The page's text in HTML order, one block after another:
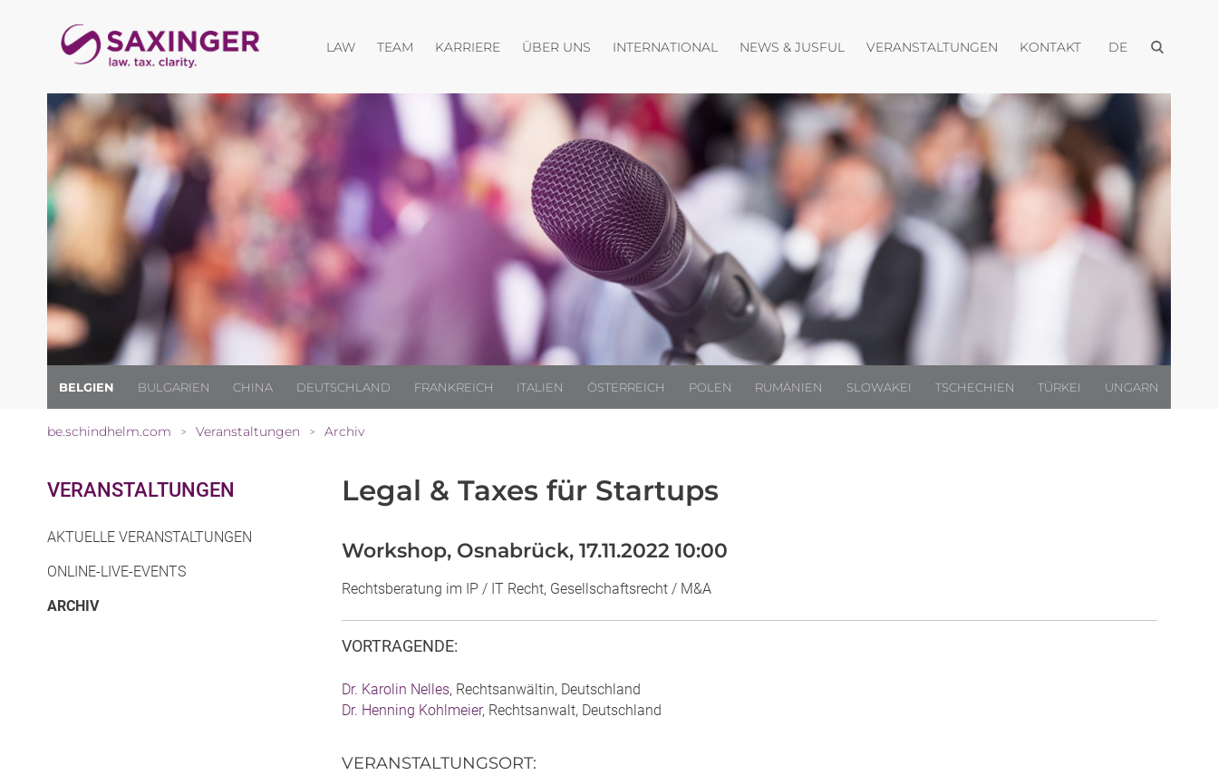
LAWMenü öffnen
TEAM KARRIEREMenü öffnen
ÜBER UNS Menü öffnen
INTERNATIONAL Menü öffnen
NEWS & JUSFUL Menü öffnen
VERANSTALTUNGEN Menü öffnen
KONTAKTMenü öffnen
DE Menü öffnen
BELGIEN BULGARIEN CHINA DEUTSCHLAND FRANKREICH ITALIEN ÖSTERREICH POLEN RUMÄNIEN SLOWAKEI TSCHECHIEN TÜRKEI UNGARN
be.schindhelm.com > Veranstaltungen > Archiv
VERANSTALTUNGEN
AKTUELLE VERANSTALTUNGEN
ONLINE-LIVE-EVENTS
ARCHIV(CURRENT)
Legal & Taxes für Startups
Workshop, Osnabrück, 17.11.2022 10:00
Rechtsberatung im IP / IT Recht, Gesellschaftsrecht / M&A
VORTRAGENDE:
Dr. Karolin Nelles, Rechtsanwältin, Deutschland
Dr. Henning Kohlmeier, Rechtsanwalt, Deutschland
VERANSTALTUNGSORT: